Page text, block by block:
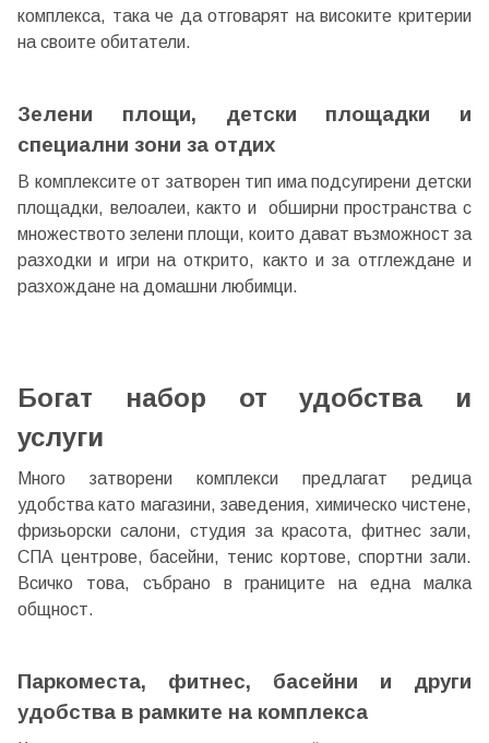
комплекса, така че да отговарят на високите критерии
на своите обитатели.
Зелени площи, детски площадки и
специални зони за отдих
В комплексите от затворен тип има подсугирени детски
площадки, велоалеи, както и обширни пространства с
множеството зелени площи, които дават възможност за
разходки и игри на открито, както и за отглеждане и
разхождане на домашни любимци.
Богат набор от удобства и
услуги
Много затворени комплекси предлагат редица
удобства като магазини, заведения, химическо чистене,
фризьорски салони, студия за красота, фитнес зали,
СПА центрове, басейни, тенис кортове, спортни зали.
Всичко това, събрано в границите на една малка
общност.
Паркоместа, фитнес, басейни и други
удобства в рамките на комплекса